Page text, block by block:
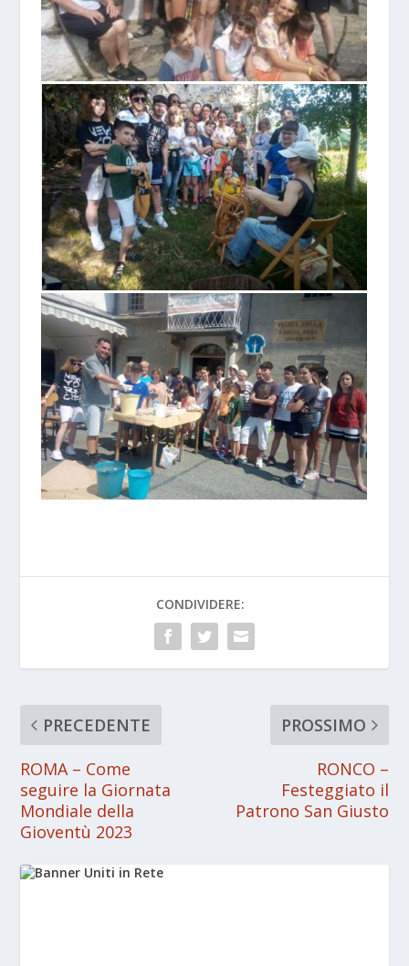
CONDIVIDERE:
PRECEDENTE
ROMA – Come
seguire la Giornata
Mondiale della
Gioventù 2023
PROSSIMO
RONCO –
Festeggiato il
Patrono San Giusto